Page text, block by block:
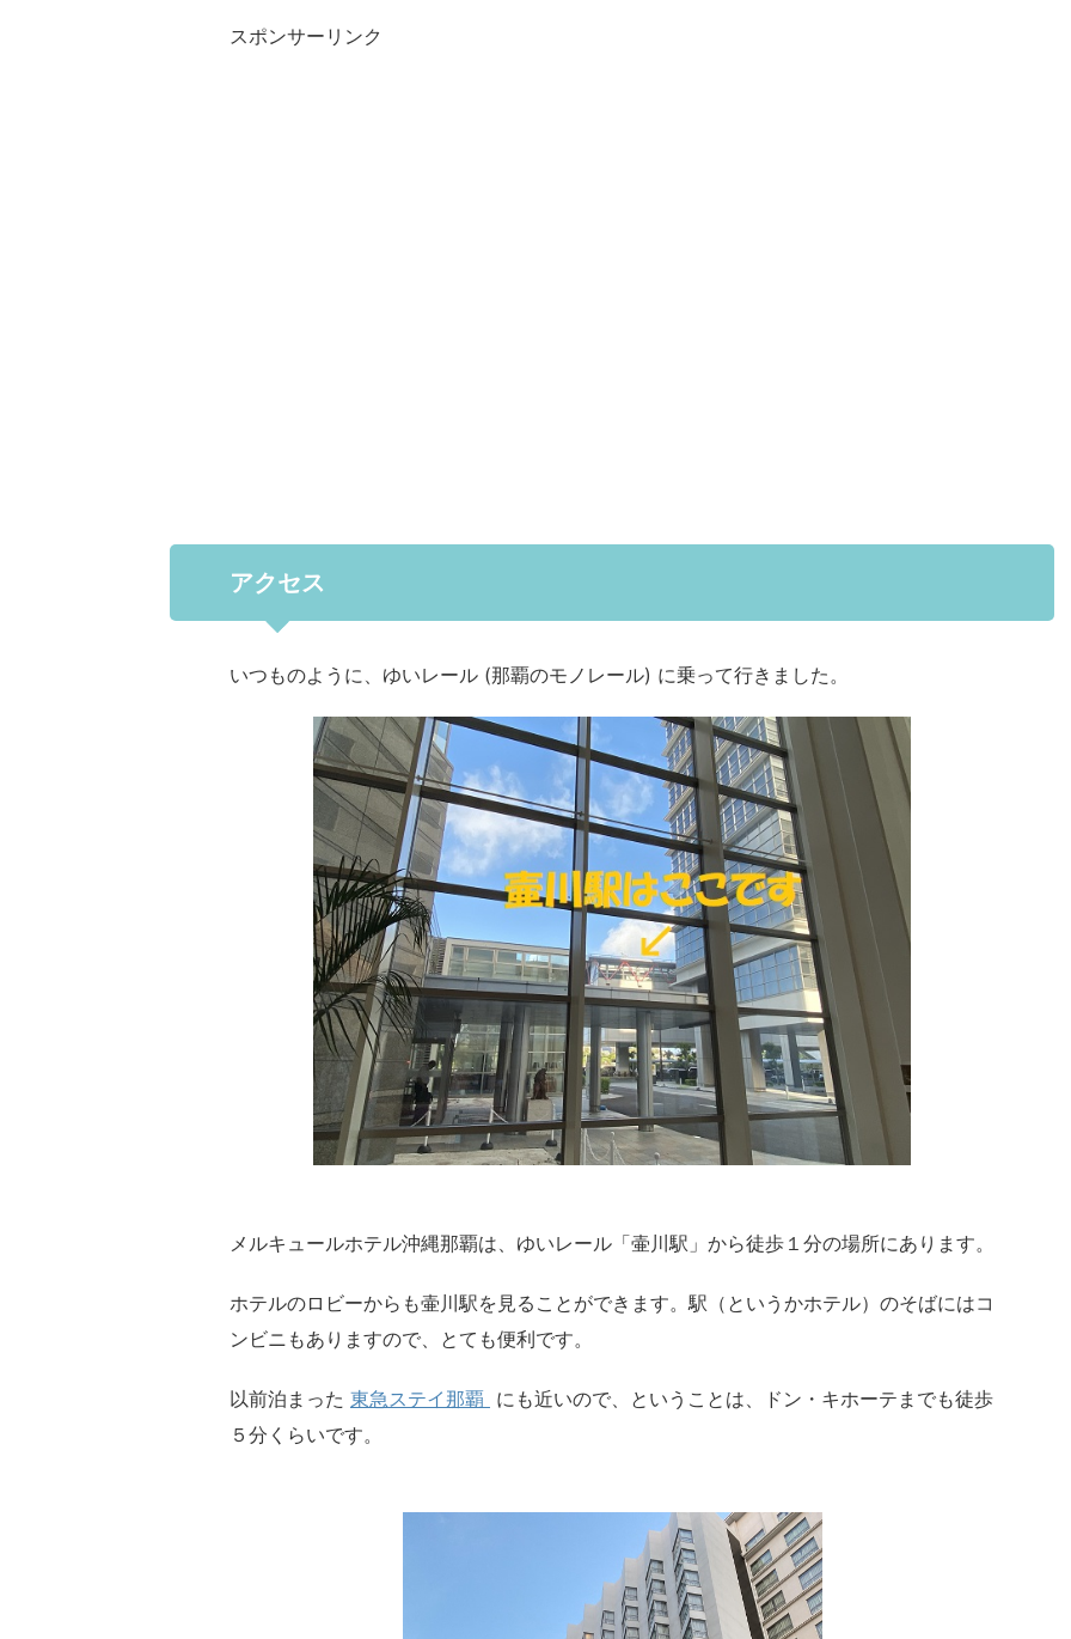
スポンサーリンク
アクセス
いつものように、ゆいレール (那覇のモノレール) に乗って行きました。
メルキュールホテル沖縄那覇は、ゆいレール「壷川駅」から徒歩１分の場所にあります。
ホテルのロビーからも壷川駅を見ることができます。駅（というかホテル）のそばにはコ
ンビニもありますので、とても便利です。
以前泊まった 東急ステイ那覇 にも近いので、ということは、ドン・キホーテまでも徒歩
５分くらいです。